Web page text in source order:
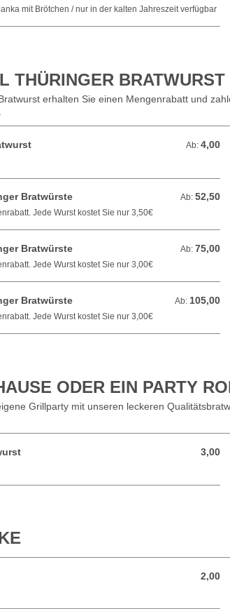
mit Brötchen / nur in der kalten Jahreszeit verfügbar
THÜRINGER
erhalten Sie einen Mengenrabatt und
Ab: 4,00
Ab: 4,00 EUR
Bratwürste Ab: 52,50
Ab: 52,50 EUR
Jede Wurst kostet Sie nur 3,50€
Bratwürste Ab: 75,00
Ab: 75,00 EUR
Jede Wurst kostet Sie nur 3,00€
Bratwürste Ab: 105,00
Ab: 105,00 EUR
Jede Wurst kostet Sie nur 3,00€
ODER EIN PARTY
Grillparty mit unseren leckeren
3,00
3,00 EUR
2,00
2,00 EUR